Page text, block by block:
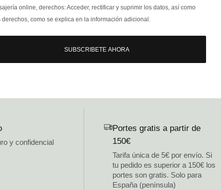
online, derechos: Acceder, rectificar y suprimir los datos, así como
derechos, como se explica en la información adicional.
SUBSCRIBETE AHORA
y confidencial
Portes gratis a partir de
150€
Tarifa única de 5€ por envío. Si
tu pedido es superior a 150€ los
portes son gratis. Solo para
España (península)